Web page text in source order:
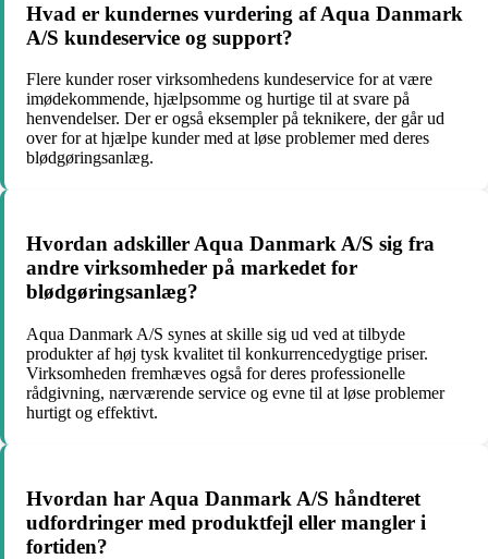
Hvad er kundernes vurdering af Aqua Danmark
A/S kundeservice og support?
Flere kunder roser virksomhedens kundeservice for at være
imødekommende, hjælpsomme og hurtige til at svare på
henvendelser. Der er også eksempler på teknikere, der går ud
over for at hjælpe kunder med at løse problemer med deres
blødgøringsanlæg.
Hvordan adskiller Aqua Danmark A/S sig fra
andre virksomheder på markedet for
blødgøringsanlæg?
Aqua Danmark A/S synes at skille sig ud ved at tilbyde
produkter af høj tysk kvalitet til konkurrencedygtige priser.
Virksomheden fremhæves også for deres professionelle
rådgivning, nærværende service og evne til at løse problemer
hurtigt og effektivt.
Hvordan har Aqua Danmark A/S håndteret
udfordringer med produktfejl eller mangler i
fortiden?